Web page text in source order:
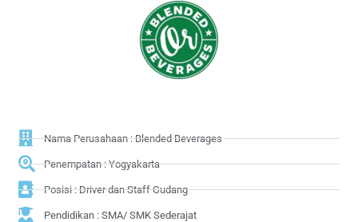
Nama Perusahaan : Blended Beverages
Penempatan : Yogyakarta
Posisi : Driver dan Staff Gudang
Pendidikan : SMA/ SMK Sederajat